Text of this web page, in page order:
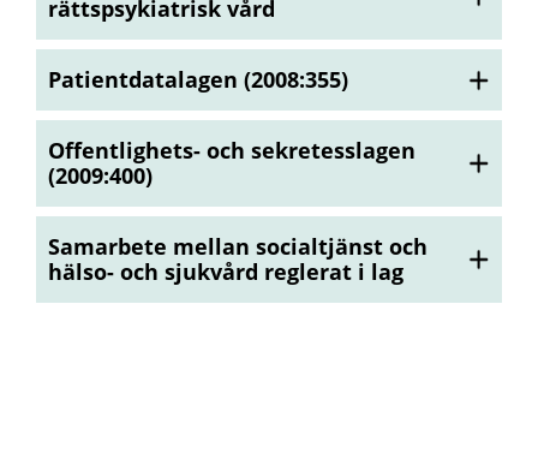
rättspsykiatrisk vård
Patientdatalagen (2008:355)
Offentlighets- och sekretesslagen
(2009:400)
Samarbete mellan socialtjänst och
hälso- och sjukvård reglerat i lag